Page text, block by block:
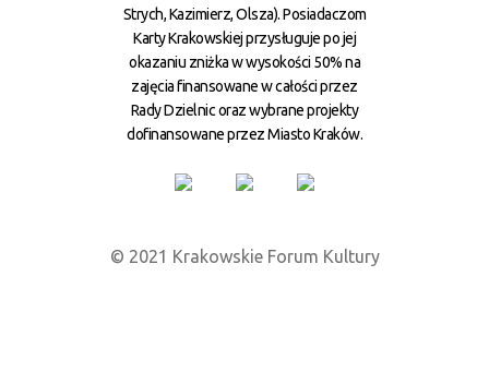
Strych, Kazimierz, Olsza). Posiadaczom
Karty Krakowskiej przysługuje po jej
okazaniu zniżka w wysokości 50% na
zajęcia finansowane w całości przez
Rady Dzielnic oraz wybrane projekty
dofinansowane przez Miasto Kraków.
© 2021 Krakowskie Forum Kultury